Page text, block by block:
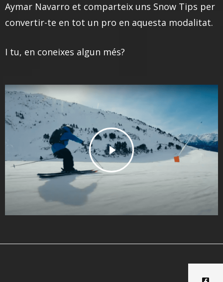
Aymar Navarro et comparteix uns Snow Tips per
convertir-te en tot un pro en aquesta modalitat.
I tu, en coneixes algun més?